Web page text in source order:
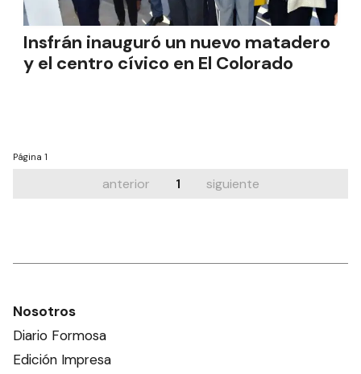
Insfrán inauguró un nuevo matadero
y el centro cívico en El Colorado
Página 1
anterior 1 siguiente
Nosotros
Diario Formosa
Edición Impresa